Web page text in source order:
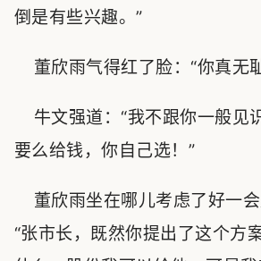
倒是有些兴趣。”
董欣雨气得红了脸：“你真无
牛文强道：“我不跟你一般见
要么给钱，你自己选！”
董欣雨坐在哪儿考虑了好一会
“张市长，既然你提出了这个方